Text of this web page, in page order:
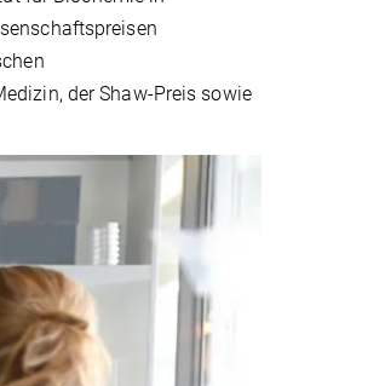
der Shaw-Preis sowie